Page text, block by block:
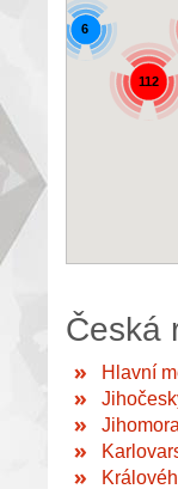
112
6
Česká
Hlavní